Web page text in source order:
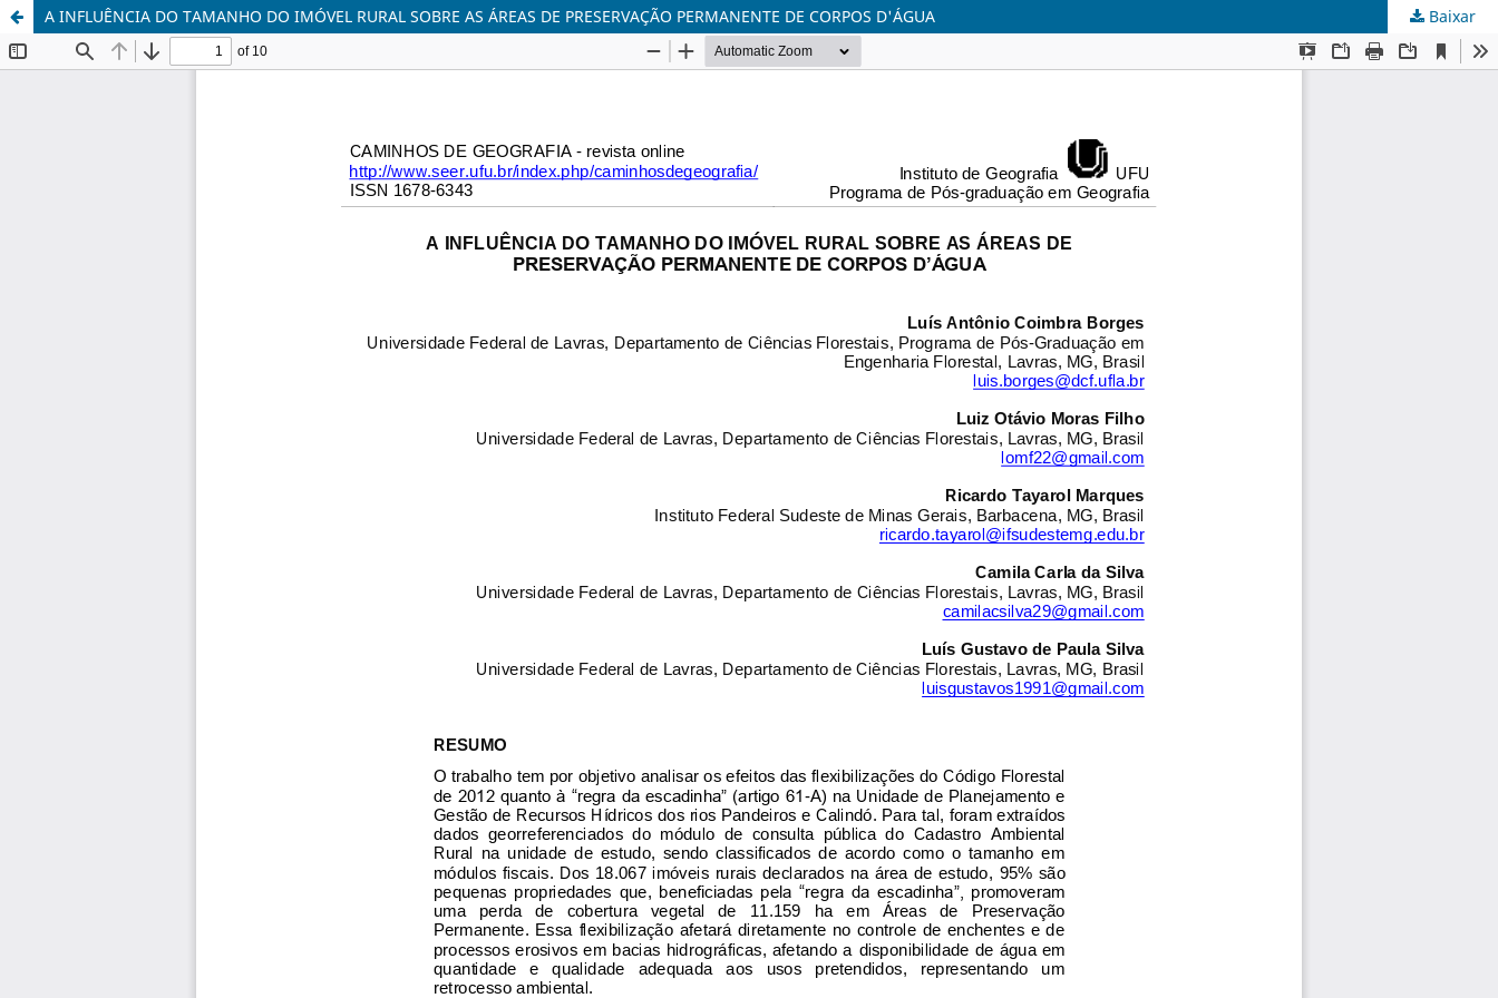
A INFLUÊNCIA DO TAMANHO DO IMÓVEL RURAL SOBRE AS ÁREAS DE PRESERVAÇÃO PERMANENTE DE CORPOS D'ÁGUA Baixar